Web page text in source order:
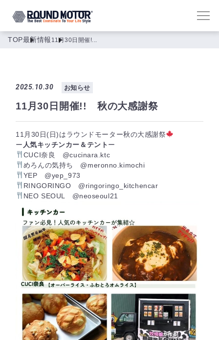
TOP最新情報 11月30日開催!...
2025.10.30 お知らせ
11月30日開催!! 秋の大感謝祭
11月30日(日)はラウンドモーター秋の大感謝祭
ー 人気キッチンカー＆テント ー
CUCI奈良 @cucinara.ktc
めろんの気持ち @meronno.kimochi
YEP @yep_973
RINGORINGO @ringoringo_kitchencar
NEO SEOUL @neoseoul21